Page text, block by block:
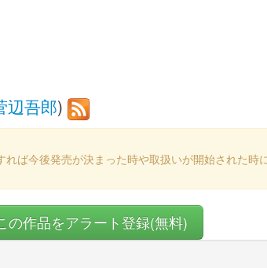
辺吾郎)
ば今後発売が決まった時や取扱いが開始された時
の作品をアラート登録(無料)